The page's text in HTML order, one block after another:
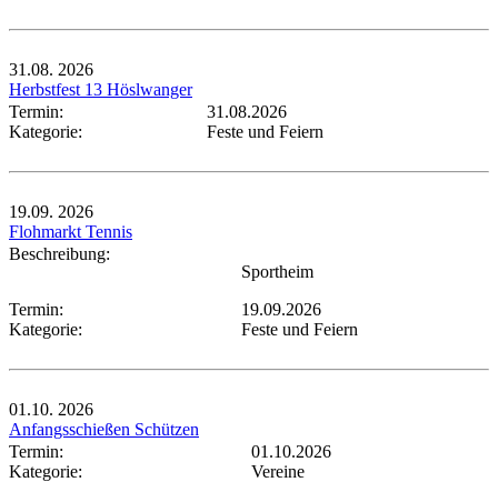
31.08. 2026
Herbstfest 13 Höslwanger
Termin:
31.08.2026
Kategorie:
Feste und Feiern
19.09. 2026
Flohmarkt Tennis
Beschreibung:
Sportheim
Termin:
19.09.2026
Kategorie:
Feste und Feiern
01.10. 2026
Anfangsschießen Schützen
Termin:
01.10.2026
Kategorie:
Vereine